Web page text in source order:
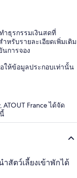
ำธุรกรรมเงินสดที่
หรับรายละเอียดเพิ่มเติม
การจอง
ให้ข้อมูลประกอบเท่านั้น
France ได้จัด
สัตว์เลี้ยงเข้าพักได้